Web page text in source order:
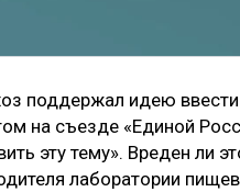
поддержал идею
на съезде «Единой
эту тему». Вреден ли
лаборатории